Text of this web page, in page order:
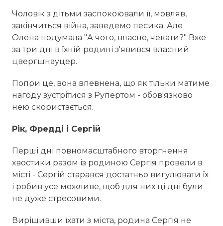
Чоловік з дітьми заспокоювали її, мовляв,
закінчиться війна, заведемо песика. Але
Олена подумала "А чого, власне, чекати?" Вже
за три дні в їхній родині з'явився власний
цвергшнауцер.
Попри це, вона впевнена, що як тільки матиме
нагоду зустрітися з Рупертом - обов'язково
нею скористається.
Рік, Фредді і Сергій
Перші дні повномасштабного вторгнення
хвостики разом із родиною Сергія провели в
місті - Сергій старався достатньо вигулювати їх
і робив усе можливе, щоб для них ці дні були
не дуже стресовими.
Вирішивши їхати з міста, родина Сергія не